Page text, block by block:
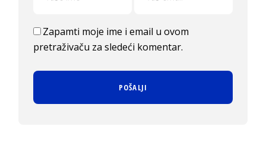
Zapamti moje ime i email u ovom
pretraživaču za sledeći komentar.